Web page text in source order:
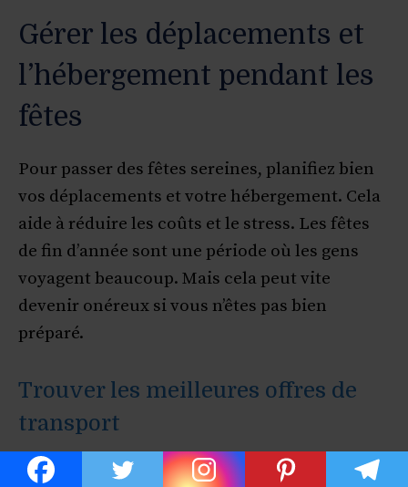
Gérer les déplacements et
l’hébergement pendant les
fêtes
Pour passer des fêtes sereines, planifiez bien
vos déplacements et votre hébergement. Cela
aide à réduire les coûts et le stress. Les fêtes
de fin d’année sont une période où les gens
voyagent beaucoup. Mais cela peut vite
devenir onéreux si vous n’êtes pas bien
préparé.
Trouver les meilleures offres de
transport
La première étape est de trouver les